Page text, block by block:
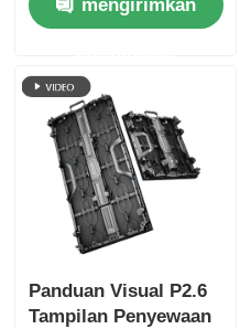
Visual Kristal-Clear
mengirimkan
Panduan Visual P2.6
Tampilan Penyewaan